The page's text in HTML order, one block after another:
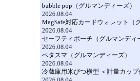
bubble pop（グルマンディーズ）
2026.08.04
MagSafe対応カードウォレット（
2026.08.04
セーフティポーチ（グルマンディ
2026.08.04
ペタスマ（グルマンディーズ）
2026.08.04
冷蔵庫用米びつ横型 ＜計量カップ